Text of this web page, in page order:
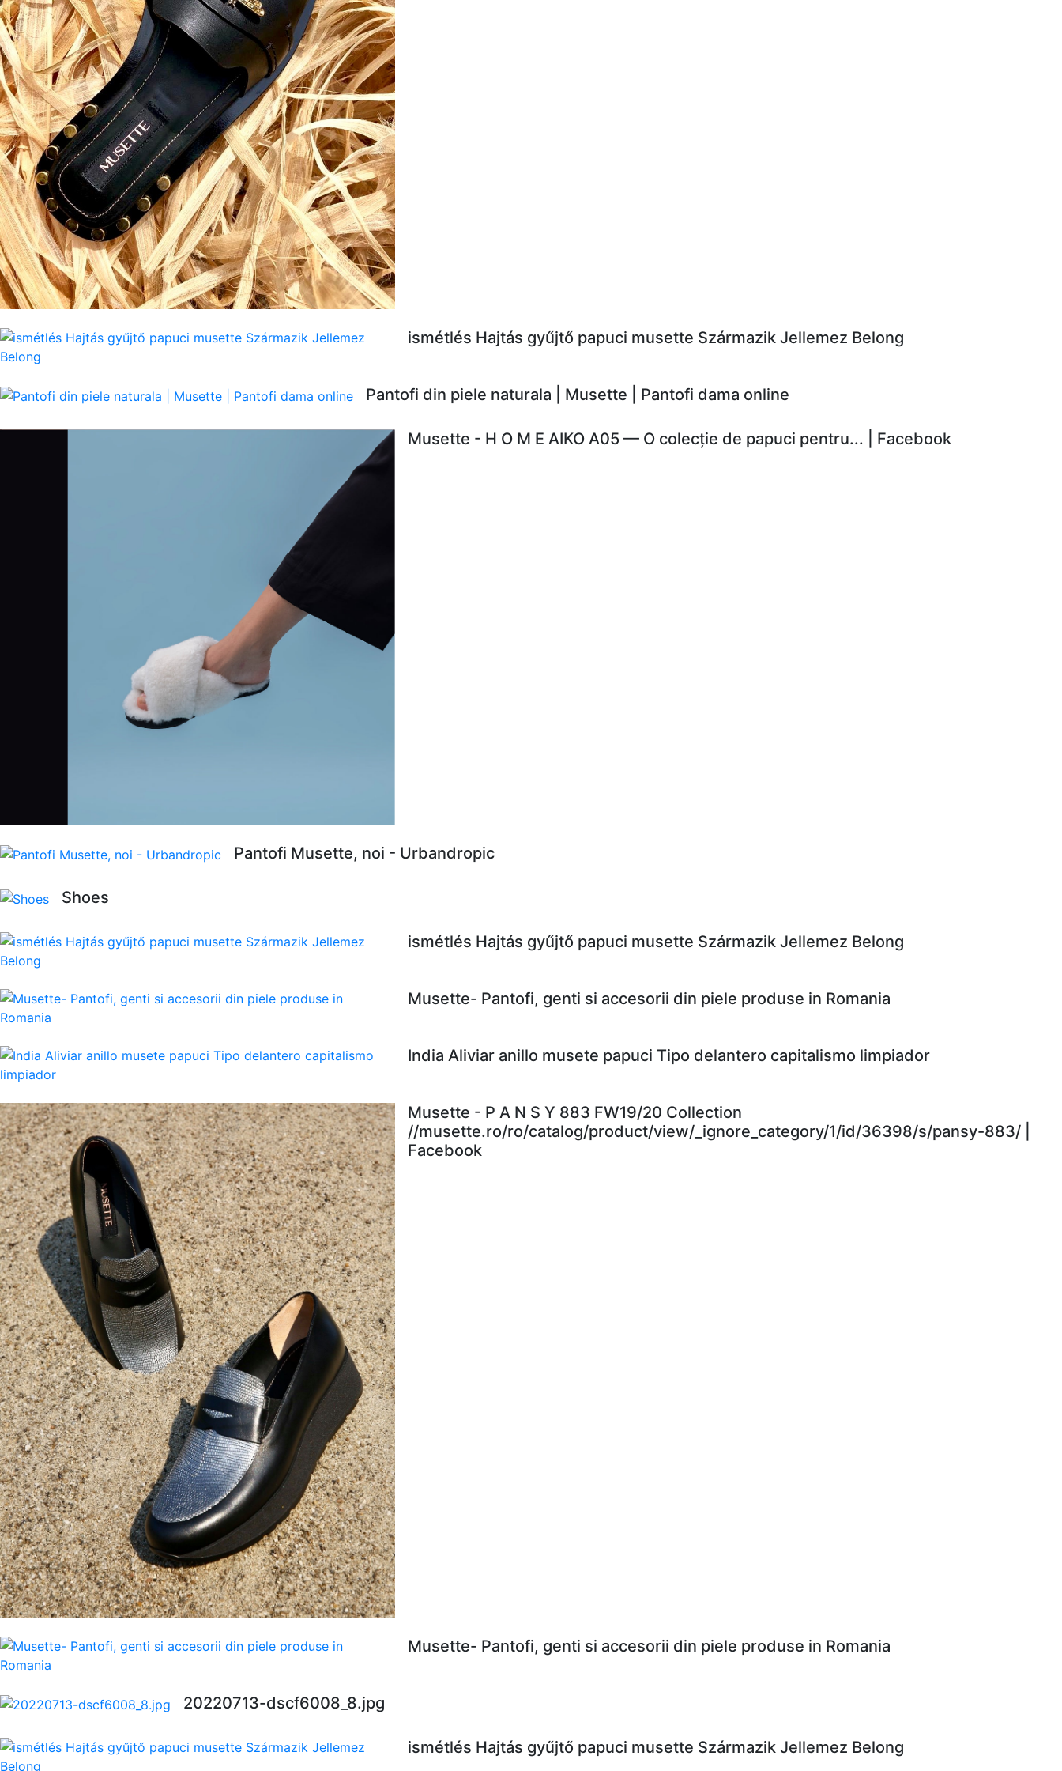
ismétlés Hajtás gyűjtő papuci musette Származik Jellemez Belong
Pantofi din piele naturala | Musette | Pantofi dama online
Musette - H O M E AIKO A05 — O colecție de papuci pentru... | Facebook
Pantofi Musette, noi - Urbandropic
Shoes
ismétlés Hajtás gyűjtő papuci musette Származik Jellemez Belong
Musette- Pantofi, genti si accesorii din piele produse in Romania
India Aliviar anillo musete papuci Tipo delantero capitalismo limpiador
Musette - P A N S Y 883 FW19/20 Collection
//musette.ro/ro/catalog/product/view/_ignore_category/1/id/36398/s/pansy-883/ |
Facebook
Musette- Pantofi, genti si accesorii din piele produse in Romania
20220713-dscf6008_8.jpg
ismétlés Hajtás gyűjtő papuci musette Származik Jellemez Belong